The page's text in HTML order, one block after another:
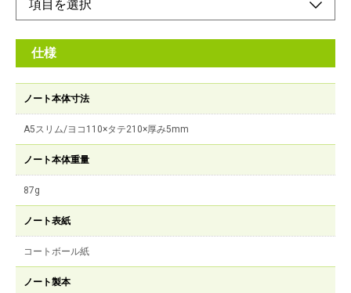
仕様
ノート本体寸法
A5スリム/ヨコ110×タテ210×厚み5mm
ノート本体重量
87g
ノート表紙
コートボール紙
ノート製本